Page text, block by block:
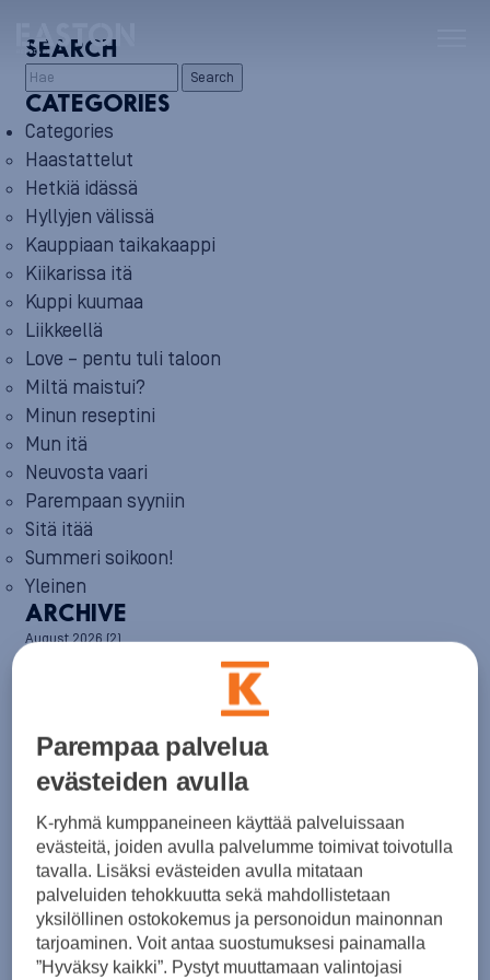
SEARCH
Search
CATEGORIES
Categories
Haastattelut
Hetkiä idässä
Hyllyjen välissä
Kauppiaan taikakaappi
Kiikarissa itä
Kuppi kuumaa
Liikkeellä
Love – pentu tuli taloon
Miltä maistui?
Minun reseptini
Mun itä
Neuvosta vaari
Parempaan syyniin
Sitä itää
Summeri soikoon!
Yleinen
ARCHIVE
August 2026(2)
March 2026(8)
February 2026
(5)
January 2026(6)
December 2025
November 2025
(7)
October 2025(8)
September 2025(5)
August 2025(6)
July 2025(7)
June 2025(7)
May 2025(6)
Parempaa palvelua
evästeiden avulla
K-ryhmä kumppaneineen käyttää palveluissaan
evästeitä, joiden avulla palvelumme toimivat toivotulla
tavalla. Lisäksi evästeiden avulla mitataan
palveluiden tehokkuutta sekä mahdollistetaan
yksilöllinen ostokokemus ja personoidun mainonnan
tarjoaminen. Voit antaa suostumuksesi painamalla
”Hyväksy kaikki”. Pystyt muuttamaan valintojasi